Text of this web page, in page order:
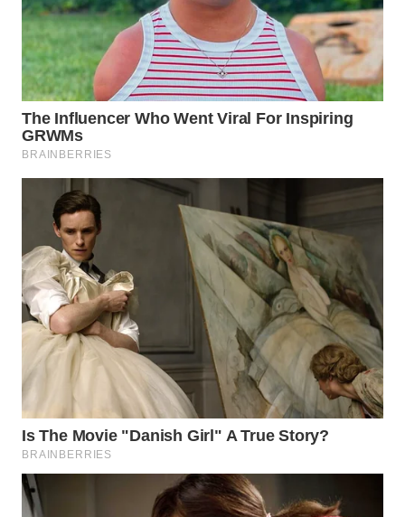
BINJAI
WN
CIREBON
WN
INDRAMAYU
WN
KUNINGAN
WN
MAJALENGKA
WN
SUBANG
WN
SUKABUMI
WN
PURWAKARTA